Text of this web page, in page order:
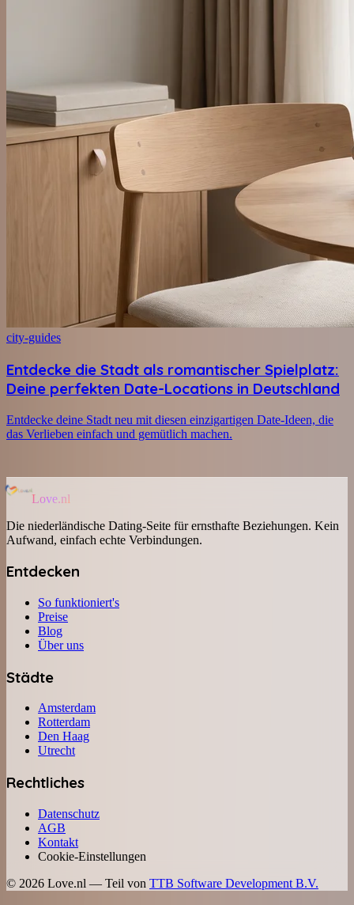
city-guides
Entdecke die Stadt als romantischer Spielplatz:
Deine perfekten Date-Locations in Deutschland
Entdecke deine Stadt neu mit diesen einzigartigen Date-Ideen, die
das Verlieben einfach und gemütlich machen.
Love.nl
Die niederländische Dating-Seite für ernsthafte Beziehungen. Kein
Aufwand, einfach echte Verbindungen.
Entdecken
So funktioniert's
Preise
Blog
Über uns
Städte
Amsterdam
Rotterdam
Den Haag
Utrecht
Rechtliches
Datenschutz
AGB
Kontakt
Cookie-Einstellungen
© 2026 Love.nl — Teil von TTB Software Development B.V.